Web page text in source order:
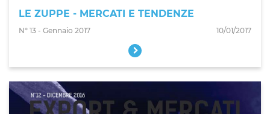
LE ZUPPE - MERCATI E TENDENZE
N° 13 - Gennaio 2017 10/01/2017